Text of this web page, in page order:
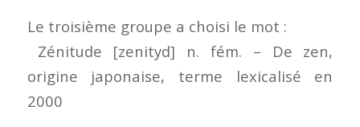
Le troisième groupe a choisi le mot :
Zénitude [zenityd] n. fém. – De zen,
origine japonaise, terme lexicalisé en
2000